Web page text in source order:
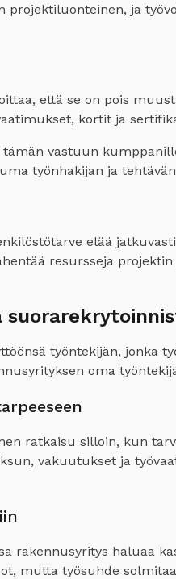
ja
että se on pois
kortit ja
vastuun
työnhakijan ja
elää
resursseja
työntekijän,
oma
ratkaisu silloin, kun
vakuutukset ja
rakennusyritys haluaa
mutta työsuhde